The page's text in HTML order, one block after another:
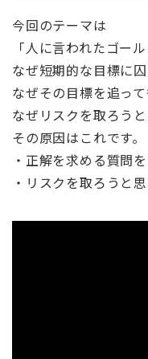
今回のテーマは
「人に言われたゴー
なぜ短期的な目標に
なぜその目標を追っ
なぜリスクを取ろう
その原因はこれです。
・正解を求める質問
・リスクを取ろうと